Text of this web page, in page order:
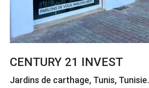
CENTURY 21 INVEST
Jardins de carthage, Tunis, Tunisie.